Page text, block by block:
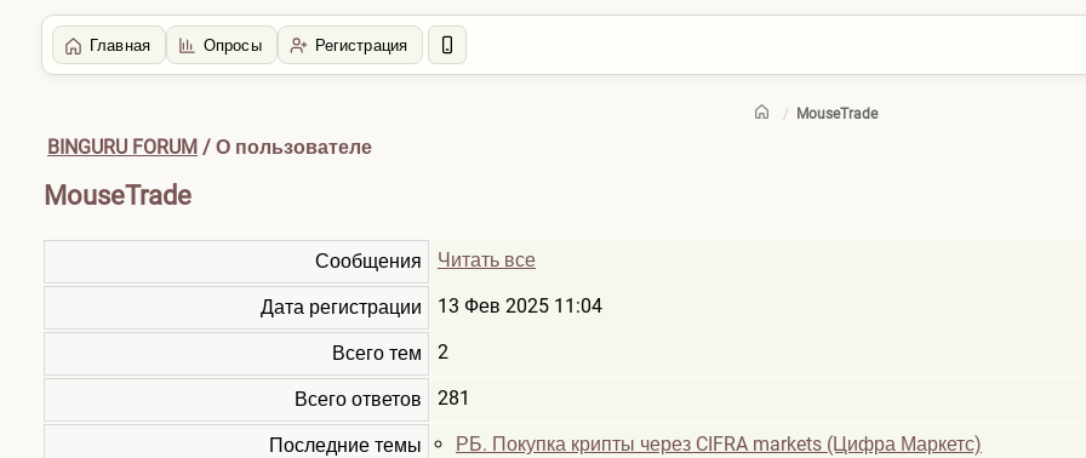
Главная Опросы Регистрация
/ MouseTrade
BINGURU FORUM / О пользователе
MouseTrade
Сообщения Читать все
Дата регистрации 13 Фев 2025 11:04
Всего тем 2
Всего ответов 281
Последние темы
РБ. Покупка крипты через CIFRA markets (Цифра Маркетс)